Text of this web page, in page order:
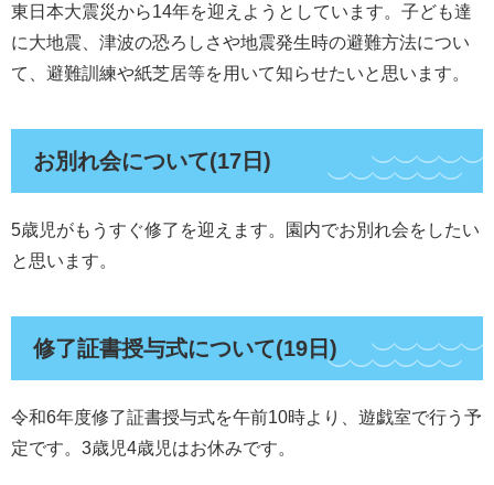
東日本大震災から14年を迎えようとしています。子ども達
に大地震、津波の恐ろしさや地震発生時の避難方法につい
て、避難訓練や紙芝居等を用いて知らせたいと思います。
お別れ会について(17日)
5歳児がもうすぐ修了を迎えます。園内でお別れ会をしたい
と思います。
修了証書授与式について(19日)
令和6年度修了証書授与式を午前10時より、遊戯室で行う予
定です。3歳児4歳児はお休みです。